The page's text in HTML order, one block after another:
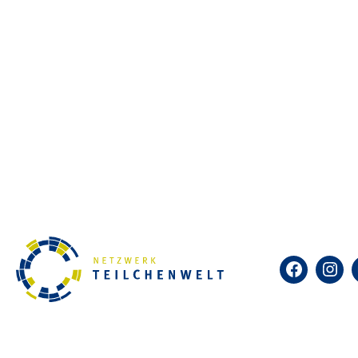
Facebook
Selbst kosmische Teilchen
Netzwerk Teilchenwelt bietet
ist das Identifizieren und
Zum Kalender hinzufügen